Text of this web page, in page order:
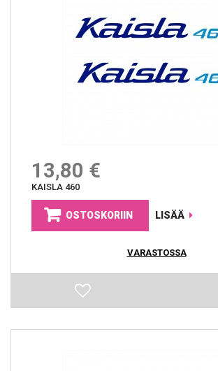
13,80 €
KAISLA 460
OSTOSKORIIN LISÄÄ
VARASTOSSA